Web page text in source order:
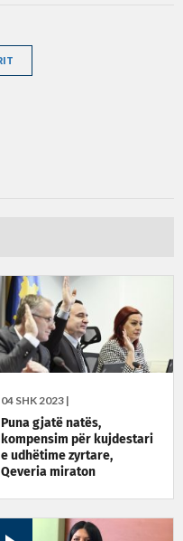
04 SHK 2023 |
Puna gjatë natës,
kompensim për kujdestari
e udhëtime zyrtare,
Qeveria miraton